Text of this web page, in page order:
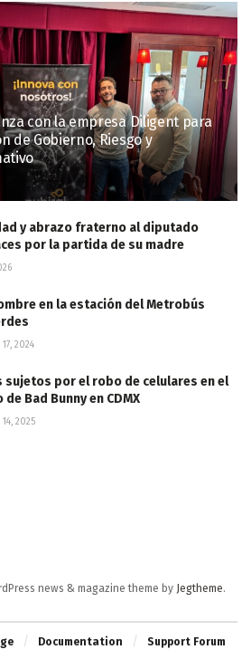
con la empresa Diligent para
de Gobierno, Riesgo y
y abrazo fraterno al diputado
por la partida de su madre
en la estación del Metrobús
2024
sujetos por el robo de celulares en el
Bad Bunny en CDMX
2025
news & magazine theme by Jegtheme.
Documentation Support Forum